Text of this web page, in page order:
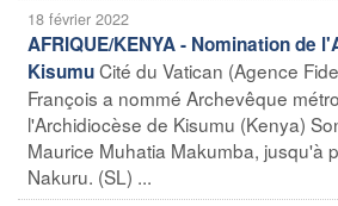
18 février 2022
AFRIQUE/KENYA - Nomination de
KisumuCité du Vatican (Agence
François a nommé Archevêque
l'Archidiocèse de Kisumu (Kenya)
Maurice Muhatia Makumba, jusqu'à
Nakuru. (SL) ...